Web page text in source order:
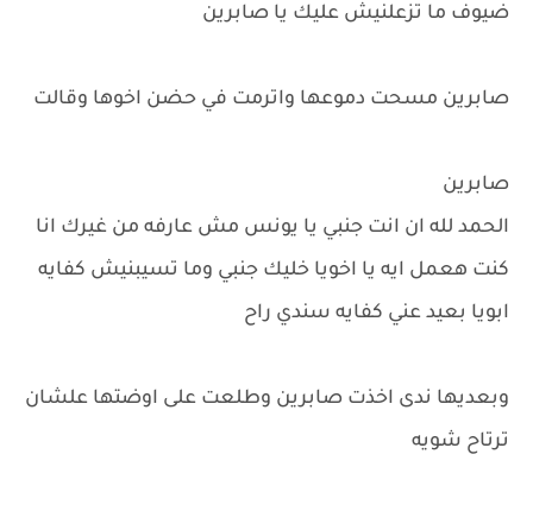
ضيوف ما تزعلنيش عليك يا صابرين
صابرين مسحت دموعها واترمت في حضن اخوها وقالت
صابرين
الحمد لله ان انت جنبي يا يونس مش عارفه من غيرك انا
كنت هعمل ايه يا اخويا خليك جنبي وما تسيبنيش كفايه
ابويا بعيد عني كفايه سندي راح
وبعديها ندى اخذت صابرين وطلعت على اوضتها علشان
ترتاح شويه